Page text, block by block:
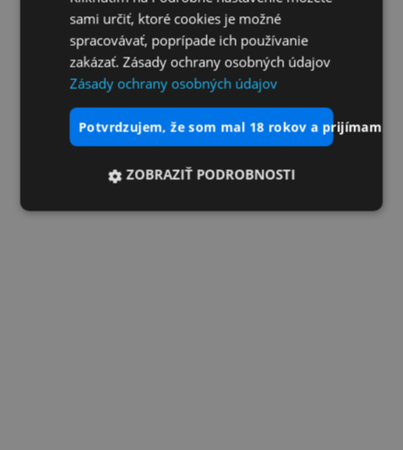
sami určiť, ktoré cookies je možné
spracovávať, poprípade ich používanie
zakázať. Zásady ochrany osobných údajov
Zásady ochrany osobných údajov
potvrdzujem, že som mal 18 rokov a prijímam
ZOBRAZIŤ PODROBNOSTI